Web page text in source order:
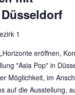
1
eröffnen,
"Asia Pop" in
Möglichkeit, im
auf die Ausstellung,